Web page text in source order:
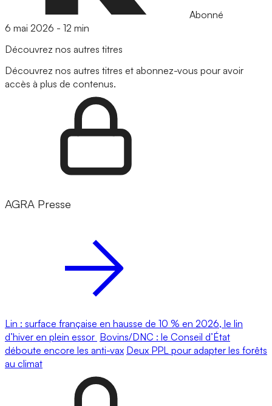
Abonné
6 mai 2026 - 12 min
Découvrez nos autres titres
Découvrez nos autres titres et abonnez-vous pour avoir
accès à plus de contenus.
AGRA Presse
Lin : surface française en hausse de 10 % en 2026, le lin
d’hiver en plein essor Bovins/DNC : le Conseil d’État
déboute encore les anti-vax Deux PPL pour adapter les forêts
au climat